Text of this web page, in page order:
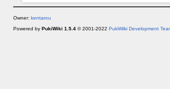
Owner: kentarou
Powered by PukiWiki 1.5.4© 2001-2022 PukiWiki Development